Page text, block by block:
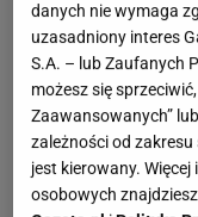
danych nie wymaga
uzasadniony interes
S.A. – lub Zaufanych
możesz się
Zaawansowanych”
zależności od
jest kierowany.
osobowych